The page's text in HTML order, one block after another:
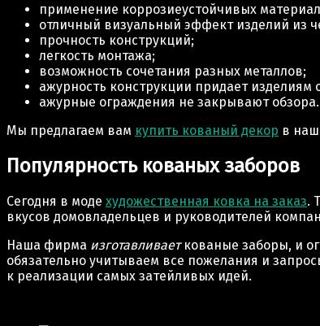
применение коррозиеустойчивых
отличный визуальный эффект изделий из
прочность конструкций;
легкость монтажа;
возможность сочетания разных металлов;
ажурность конструкции придает
ажурные ограждения не закрывают обзора.
Мы предлагаем вам купить кованый декор в
Популярность кованых заборов
Сегодня в моде художественная ковка на заказ.
вкусов домовладельцев и руководителей
Наша фирма изготавливаеткованые заборы, и
обязательно учитываем все пожелания и
к реализации самых затейливых идей.